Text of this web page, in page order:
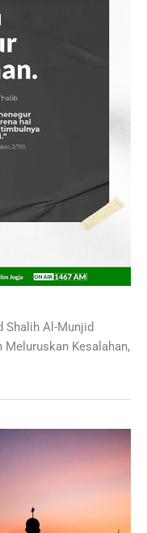
Shalih Al-Munjid
Meluruskan Kesalahan,